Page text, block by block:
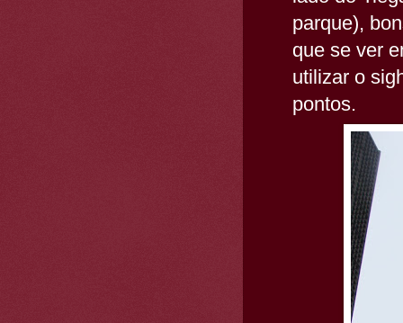
parque),
que se ver
utilizar o
pontos.